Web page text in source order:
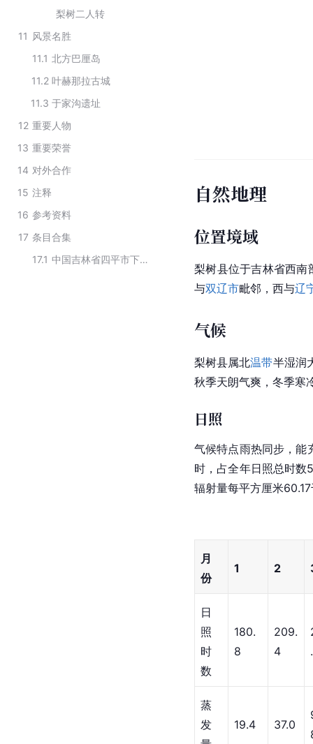
梨树二人转
11 风景名胜
11.1 北方巴厘岛
11.2 叶赫那拉古城
11.3 于家沟遗址
12 重要人物
13 重要荣誉
14 对外合作
15 注释
16 参考资料
17 条目合集
17.1
中国吉林省四平市下辖行政区划
自然地理
位置境域
梨树县位于吉林省西南
与双辽市毗邻，西与辽
气候
梨树县属北温带半湿润
秋季天朗气爽，冬季寒
日照
气候特点雨热同步，能
时，占全年日照总时数
辐射量每平方厘米
月
份
1 2
日
照
时
数
180.
8
209.
4
蒸
发
19.4 37.0